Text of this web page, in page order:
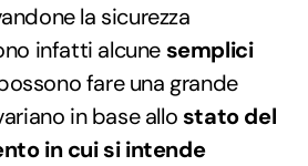
la sicurezza
infatti alcune semplici
fare una grande
in base allo stato del
in cui si intende